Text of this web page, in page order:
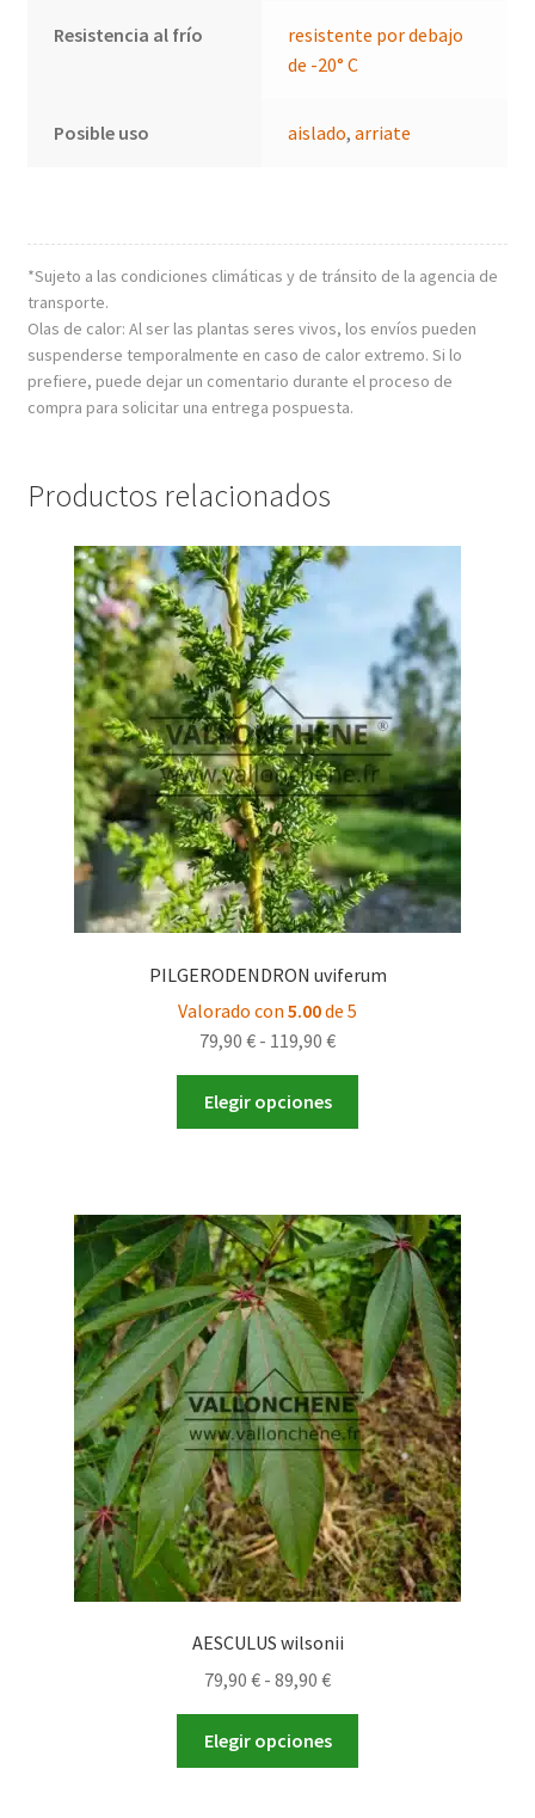
Resistencia al frío
resistente por debajo
de -20° C
Posible uso aislado,arriate
*Sujeto a las condiciones climáticas y de tránsito de la agencia de
transporte.
Olas de calor: Al ser las plantas seres vivos, los envíos pueden
suspenderse temporalmente en caso de calor extremo. Si lo
prefiere, puede dejar un comentario durante el proceso de
compra para solicitar una entrega pospuesta.
Productos relacionados
PILGERODENDRON uviferum
Valorado con 5.00de 5
79,90 € - 119,90 €Rango
de
desde
119,90 €
Elegir opciones
Las
opciones
se
pueden
elegir
en
la
página
de
producto
AESCULUS wilsonii
79,90 € - 89,90 €Rango
de
precios:
desde
Elegir opciones